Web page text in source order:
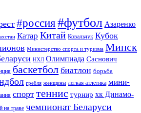
#россия#футбол Азаренко
Катар Китай Ковальчук Кубок
Министерство спорта и туризма Минск
НХЛ Олимпиада Саснович
баскетбол биатлон борьба
гребля женщины легкая атлетика мини-
спорт теннис турнир хк Динамо-
на траве чемпионат Беларуси